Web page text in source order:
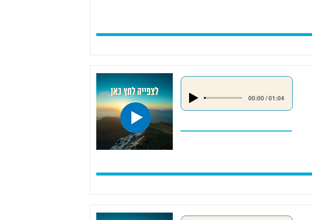
00:00 / 01:04